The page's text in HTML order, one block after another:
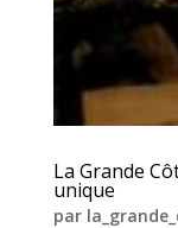
La Grande
unique
par